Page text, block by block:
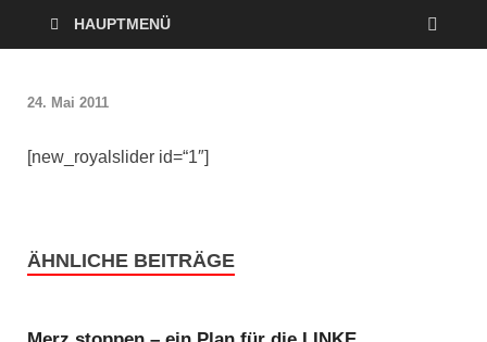
HAUPTMENÜ
24. Mai 2011
[new_royalslider id=“1″]
ÄHNLICHE BEITRÄGE